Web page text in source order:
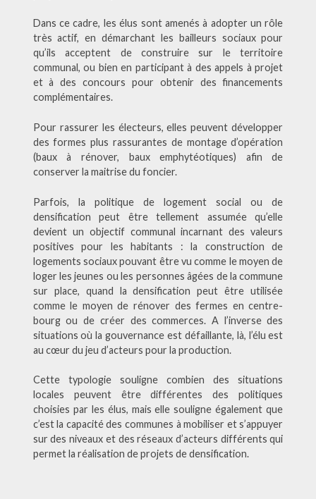
Dans ce cadre, les élus sont amenés à adopter un rôle
très actif, en démarchant les bailleurs sociaux pour
qu’ils acceptent de construire sur le territoire
communal, ou bien en participant à des appels à projet
et à des concours pour obtenir des financements
complémentaires.
Pour rassurer les électeurs, elles peuvent développer
des formes plus rassurantes de montage d’opération
(baux à rénover, baux emphytéotiques) afin de
conserver la maitrise du foncier.
Parfois, la politique de logement social ou de
densification peut être tellement assumée qu’elle
devient un objectif communal incarnant des valeurs
positives pour les habitants : la construction de
logements sociaux pouvant être vu comme le moyen de
loger les jeunes ou les personnes âgées de la commune
sur place, quand la densification peut être utilisée
comme le moyen de rénover des fermes en centre-
bourg ou de créer des commerces. A l’inverse des
situations où la gouvernance est défaillante, là, l’élu est
au cœur du jeu d’acteurs pour la production.
Cette typologie souligne combien des situations
locales peuvent être différentes des politiques
choisies par les élus, mais elle souligne également que
c’est la capacité des communes à mobiliser et s’appuyer
sur des niveaux et des réseaux d’acteurs différents qui
permet la réalisation de projets de densification.